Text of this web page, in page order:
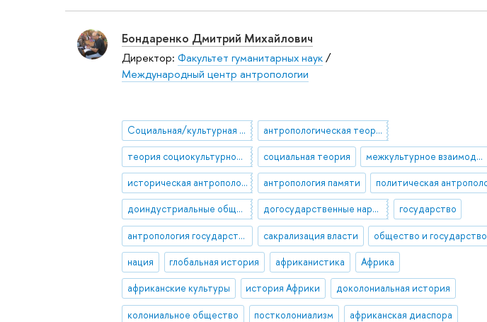
Бондаренко Дмитрий Михайлович
Директор: Факультет гуманитарных наук/
Международный центр антропологии
Социальная/культурная антропология антропологическая теория
теория социокультурной эволюции социальная теория межкультурное взаимодействие
историческая антропология антропология памяти
доиндустриальные общества догосударственные народы государство
антропология государства сакрализация власти общество и государство
нация глобальная история африканистика Африка
африканские культуры история Африки доколониальная история
колониальное общество постколониализм африканская диаспора